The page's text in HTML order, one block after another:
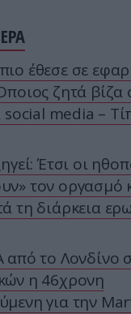
έθεσε σε
ζητά βίζα
social media –
Έτσι οι
τον οργασμό
τη διάρκεια
από το Λονδίνο
η 46χρονη
για την